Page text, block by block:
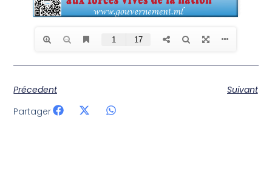
Précedent
Suivant
Partager